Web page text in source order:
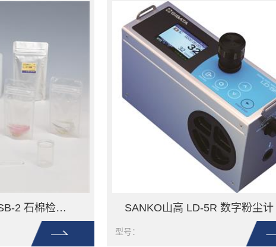
SANKO山高 DK-ASB-2 石棉检测套装 SANKO山高 LD-5R 数字粉尘计
型号：